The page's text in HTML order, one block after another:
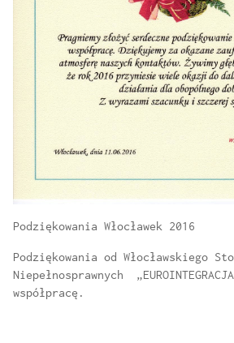
Podziękowania Włocławek 2016
Podziękowania od Włocławskiego
Niepełnosprawnych
współpracę.